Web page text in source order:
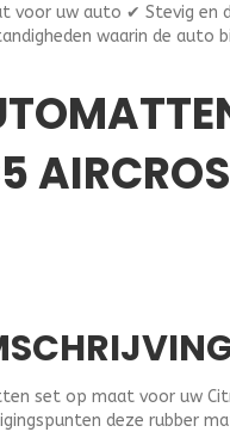
voor uw auto ✔ Stevig en
waarin de auto
set op maat voor uw
deze rubber